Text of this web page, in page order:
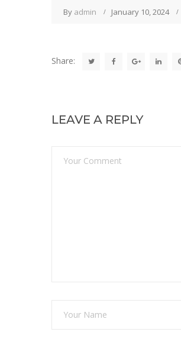
By admin January 10, 2024
Share:
LEAVE A REPLY